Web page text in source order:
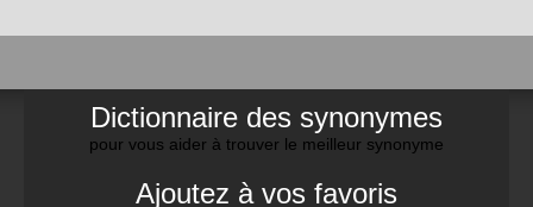
Dictionnaire des synonymes
pour vous aider à trouver le meilleur synonyme
Ajoutez à vos favoris